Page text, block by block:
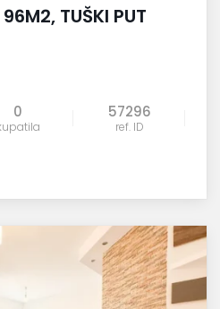
TUŠKI PUT
0 57296
ref. ID